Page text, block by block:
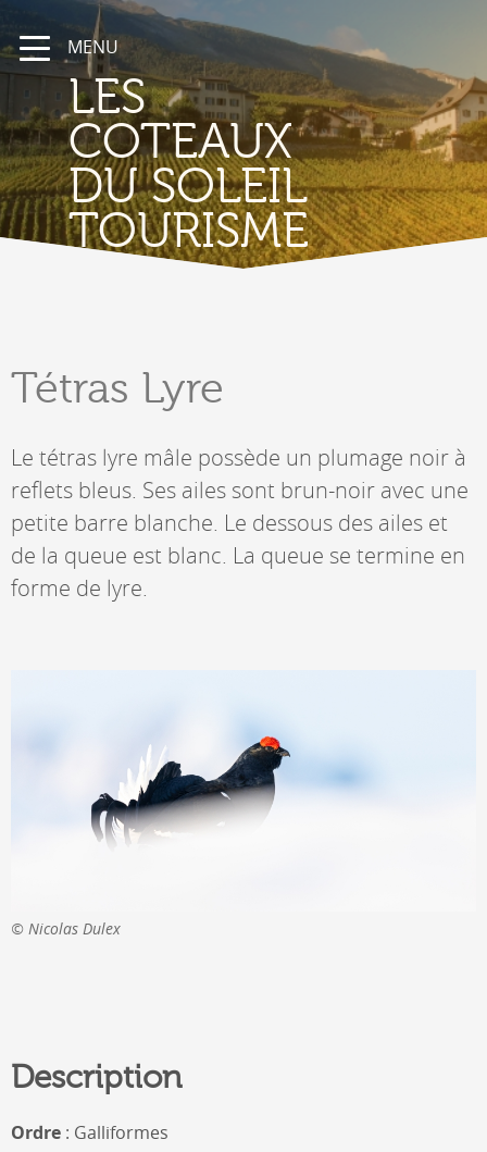
MENU
LES
COTEAUX
DU SOLEIL
TOURISME
Tétras Lyre
Le tétras lyre mâle possède un plumage noir à
reflets bleus. Ses ailes sont brun-noir avec une
petite barre blanche. Le dessous des ailes et
de la queue est blanc. La queue se termine en
forme de lyre.
Nicolas Dulex
Description
Ordre : Galliformes